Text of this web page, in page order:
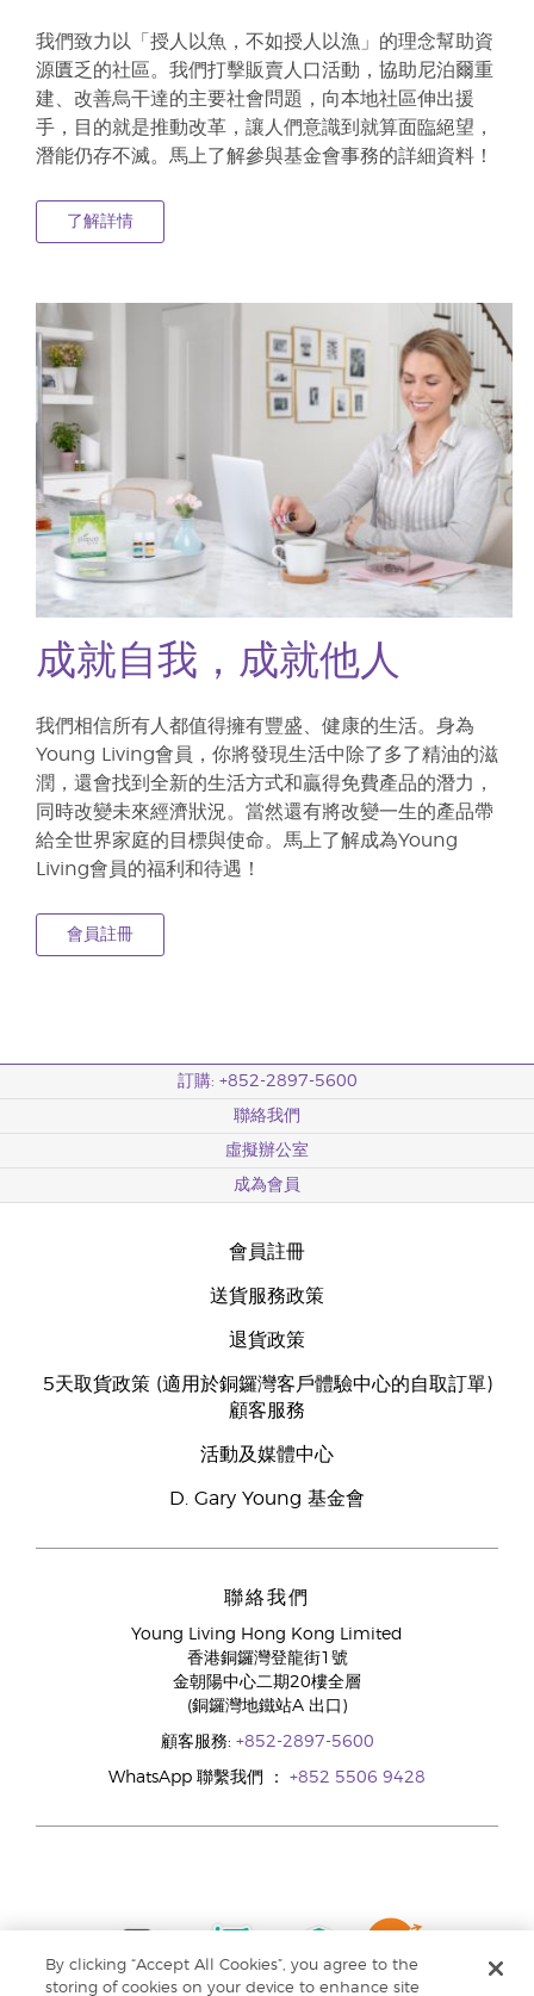
我們致力以「授人以魚，不如授人以漁」的理念幫助資
源匱乏的社區。我們打擊販賣人口活動，協助尼泊爾重
建、改善烏干達的主要社會問題，向本地社區伸出援
手，目的就是推動改革，讓人們意識到就算面臨絕望，
潛能仍存不滅。馬上了解參與基金會事務的詳細資料！
了解詳情
成就自我，成就他人
我們相信所有人都值得擁有豐盛、健康的生活。身為
Young Living會員，你將發現生活中除了多了精油的滋
潤，還會找到全新的生活方式和贏得免費產品的潛力，
同時改變未來經濟狀況。當然還有將改變一生的產品帶
給全世界家庭的目標與使命。馬上了解成為Young
Living會員的福利和待遇！
會員註冊
訂購: +852-2897-5600
聯絡我們
虛擬辦公室
成為會員
會員註冊
送貨服務政策
退貨政策
5天取貨政策 (適用於銅鑼灣客戶體驗中心的自取訂單)
顧客服務
活動及媒體中心
D. Gary Young 基金會
聯絡我們
Young Living Hong Kong Limited
香港銅鑼灣登龍街1號
金朝陽中心二期20樓全層
(銅鑼灣地鐵站A 出口)
顧客服務: +852-2897-5600
WhatsApp 聯繫我們 ： +852 5506 9428
By clicking “Accept All Cookies”, you agree to the
storing of cookies on your device to enhance site